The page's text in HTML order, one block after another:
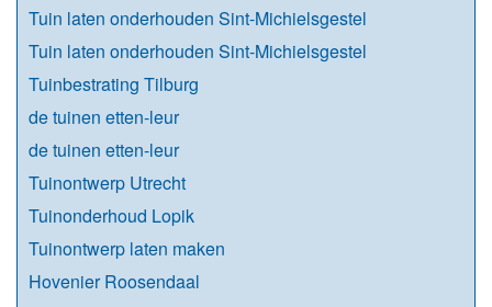
Tuin laten onderhouden Sint-Michielsgestel
Tuin laten onderhouden Sint-Michielsgestel
Tuinbestrating Tilburg
de tuinen etten-leur
de tuinen etten-leur
Tuinontwerp Utrecht
Tuinonderhoud Lopik
Tuinontwerp laten maken
Hovenier Roosendaal